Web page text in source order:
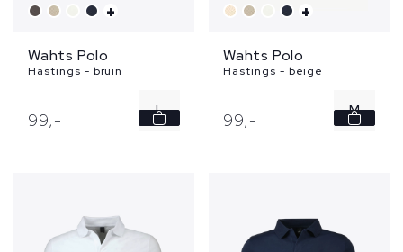
+
Wahts Polo
Hastings - bruin
99,- L
+
Wahts Polo
Hastings - beige
99,- M